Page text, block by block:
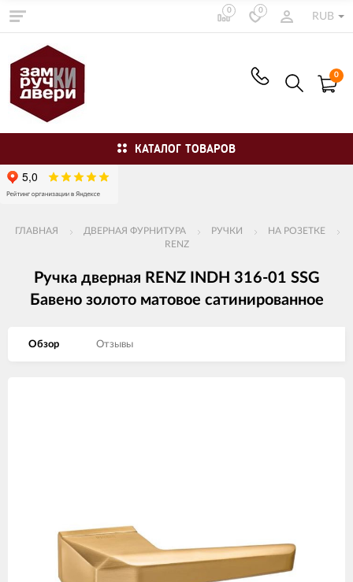
0 0
RUB
0
КАТАЛОГ ТОВАРОВ
ГЛАВНАЯ ДВЕРНАЯ ФУРНИТУРА РУЧКИ
НА РОЗЕТКЕ
RENZ
Ручка дверная RENZ INDH 316-01 SSG
Бавено золото матовое сатинированное
Обзор Отзывы